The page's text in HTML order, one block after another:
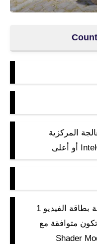
المركزية
الرسومات:يجب أن تبلغ سعة بطاقة الفيديو 1
متوافقة مع